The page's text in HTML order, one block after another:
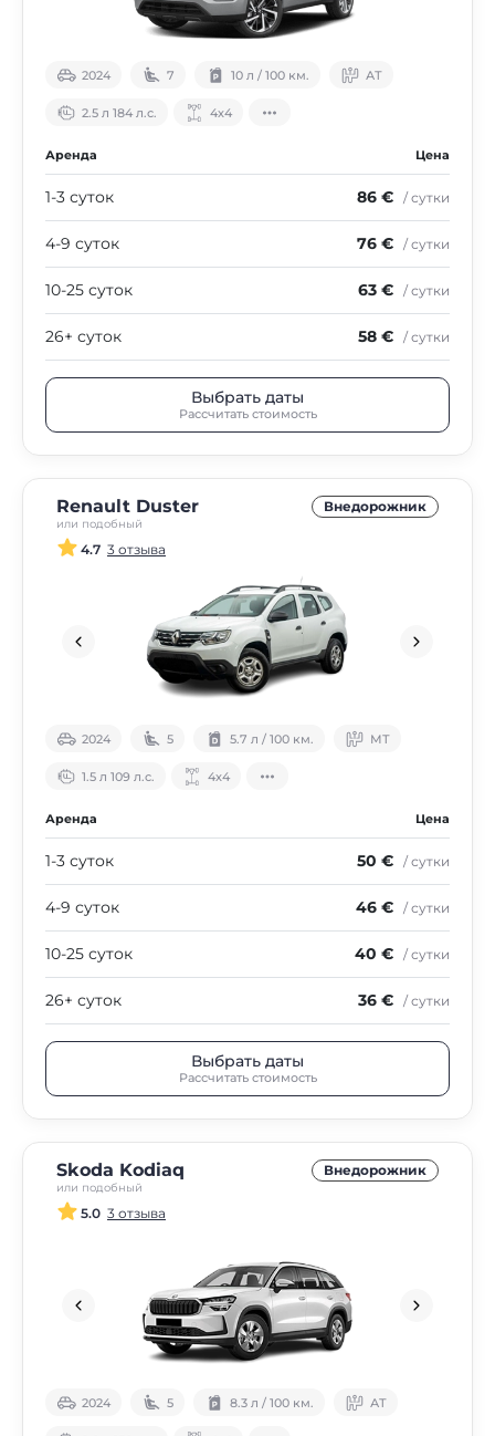
2024 7 10 л / 100 км. АТ
2.5 л 184 л.с. 4х4
Аренда Цена
1-3 суток 86 € / сутки
4-9 суток 76 € / сутки
10-25 суток 63 € / сутки
26+ суток 58 € / сутки
Выбрать даты
Рассчитать стоимость
Renault Duster
или подобный
Внедорожник
4.7 3 отзыва
2024 5 5.7 л / 100 км. МТ
1.5 л 109 л.с. 4х4
Аренда Цена
1-3 суток 50 € / сутки
4-9 суток 46 € / сутки
10-25 суток 40 € / сутки
26+ суток 36 € / сутки
Выбрать даты
Рассчитать стоимость
Skoda Kodiaq
или подобный
Внедорожник
5.0 3 отзыва
2024 5 8.3 л / 100 км. АТ